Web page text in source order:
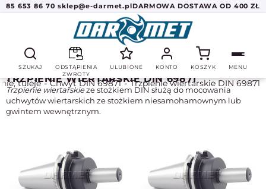
85 653 86 70 sklep@e-darmet.plDARMOWA DOSTAWA OD 400 ZŁ
SZUKAJ
ODSTĄPIENIA
ZWROTY
ULUBIONE KONTO KOSZYK MENU
tuleje Chwyt DIN 69871 Trzpienie wiertarskie DIN 69871
TRZPIENIE WIERTARSKIE DIN 69871
Trzpienie wiertarskieze stożkiem DIN służą do mocowania
uchwytów wiertarskich ze stożkiem niesamohamownym lub
gwintem wewnętrznym.